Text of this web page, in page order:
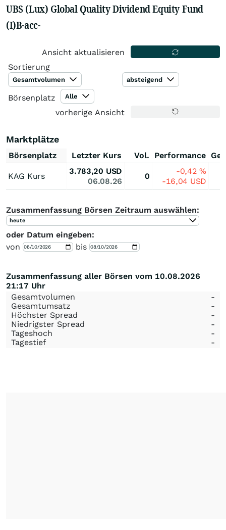
UBS (Lux) Global Quality Dividend Equity Fund
(I)B-acc-
Ansicht aktualisieren
Sortierung
Gesamtvolumen absteigend
Börsenplatz Alle
vorherige Ansicht
Marktplätze
Börsenplatz Letzter Kurs Vol. Performance
KAG Kurs
3.783,20 USD
06.08.26
0
-0,42%
-16,04 USD
Zusammenfassung Börsen Zeitraum auswählen:
heute
oder Datum eingeben:
von
bis
Zusammenfassung aller Börsen vom 10.08.2026
21:17 Uhr
Gesamtvolumen
-
Gesamtumsatz
-
Höchster Spread
-
Niedrigster Spread
-
Tageshoch
-
Tagestief
-